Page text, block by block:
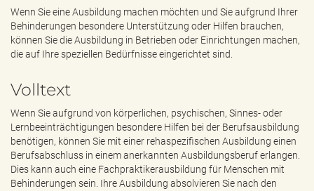
d
e
n
Wenn Sie eine Ausbildung machen möchten und Sie aufgrund Ihrer
Behinderungen besondere Unterstützung oder Hilfen brauchen,
können Sie die Ausbildung in Betrieben oder Einrichtungen machen,
die auf Ihre speziellen Bedürfnisse eingerichtet sind.
Volltext
Wenn Sie aufgrund von körperlichen, psychischen, Sinnes- oder
Lernbeeinträchtigungen besondere Hilfen bei der Berufsausbildung
benötigen, können Sie mit einer rehaspezifischen Ausbildung einen
Berufsabschluss in einem anerkannten Ausbildungsberuf erlangen.
Dies kann auch eine Fachpraktikerausbildung für Menschen mit
Behinderungen sein. Ihre Ausbildung absolvieren Sie nach den